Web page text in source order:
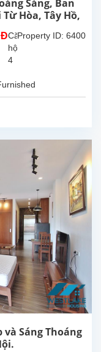
Nội.
hộ
này
ở
Sáng, Ban
Từ Hòa, Tây Hồ,
Property ID: 6400
Căn
hộ
4
ngủ
đẹp,
Từ
Hòa,
Tây
Hồ.
Tổng
diện
tích
sử
dụng
300m2,
phòng